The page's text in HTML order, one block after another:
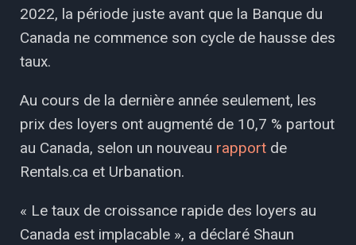
2022, la période juste avant que la Banque du
Canada ne commence son cycle de hausse des
taux.
Au cours de la dernière année seulement, les
prix des loyers ont augmenté de 10,7 % partout
au Canada, selon un nouveau rapport de
Rentals.ca et Urbanation.
« Le taux de croissance rapide des loyers au
Canada est implacable », a déclaré Shaun